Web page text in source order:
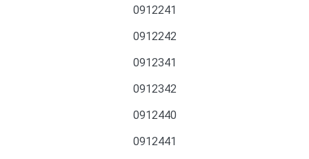
0912241
0912242
0912341
0912342
0912440
0912441